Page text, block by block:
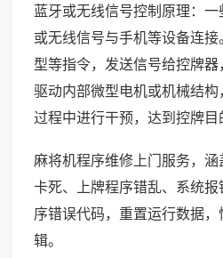
蓝牙或无线信号控制原理：
或无线信号与手机等设备连
型等指令，发送信号给控牌
驱动内部微型电机或机械结
过程中进行干预，达到控牌目
麻将机程序维修上门服务，
卡死、上牌程序错乱、系统
序错误代码，重置运行数据
辑。